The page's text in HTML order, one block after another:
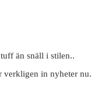
än snäll i stilen..
verkligen in nyheter nu.